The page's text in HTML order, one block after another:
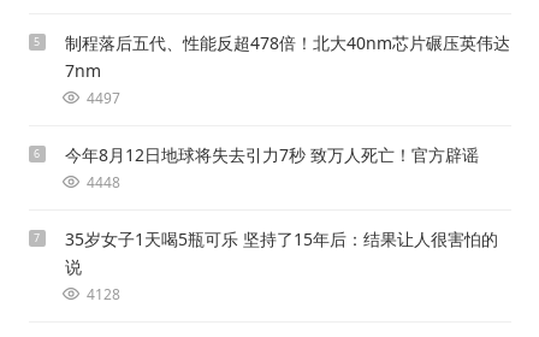
5
制程落后五代、性能反超478倍！北大40nm芯片碾压英伟达
7nm
4497
6 今年8月12日地球将失去引力7秒 致万人死亡！官方辟谣
4448
7
35岁女子1天喝5瓶可乐 坚持了15年后：结果让人很害怕的
说
4128